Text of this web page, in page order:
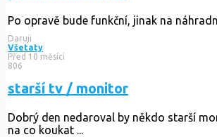
Po opravě bude funkční, jinak na
Daruji
Všetaty
Před 10 měsíci
806
starší tv / monitor
Dobrý den nedaroval by někdo starší
na co koukat ...